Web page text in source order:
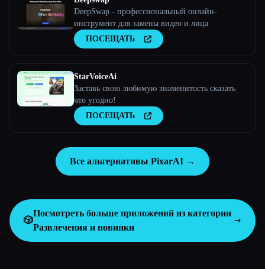
DeepSwap - профессиональный онлайн-
инструмент для замены видео и лица
ПОСЕЩАТЬ
StarVoiceAi
Заставь свою любимую знаменитость сказать
что угодно!
ПОСЕЩАТЬ
Все альтернативы PixarAI →
🎲
Посмотреть больше приложений из категории
Развлечения и новинки